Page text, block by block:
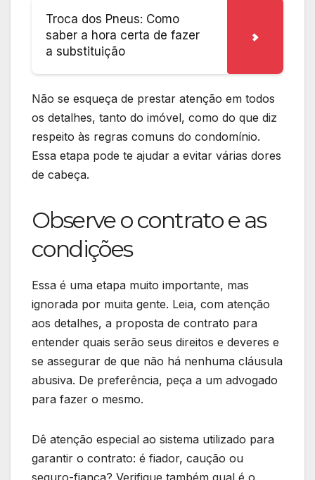
Troca dos Pneus: Como
saber a hora certa de fazer
a substituição
Não se esqueça de prestar atenção em todos
os detalhes, tanto do imóvel, como do que diz
respeito às regras comuns do condomínio.
Essa etapa pode te ajudar a evitar várias dores
de cabeça.
Observe o contrato e as
condições
Essa é uma etapa muito importante, mas
ignorada por muita gente. Leia, com atenção
aos detalhes, a proposta de contrato para
entender quais serão seus direitos e deveres e
se assegurar de que não há nenhuma cláusula
abusiva. De preferência, peça a um advogado
para fazer o mesmo.
Dê atenção especial ao sistema utilizado para
garantir o contrato: é fiador, caução ou